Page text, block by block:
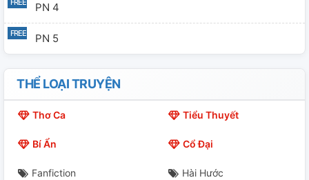
PN 4
PN 5
THỂ LOẠI TRUYỆN
Thơ Ca Tiểu Thuyết
Bí Ẩn Cổ Đại
Fanfiction Hài Hước